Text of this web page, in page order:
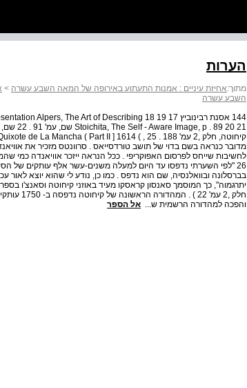
הערות
מתוך:אחיזת עיניים : אמנות התעתוע באירופה של המאה השבע עשרה >
השבע עשרה
מדובר כנראה בשם בדוי של תושב טורדסייאס . סרוונטס מזכיר את
לחשיבות שייחס לפרסום האפוקריפי . ככל הנראה ייזכר אוויאנדה כמי
26 "לפי השערתי נדפסו עד היום למעלה משנים-עשר אלף עותקים של
בברסלונה ובוואלנסיה, שם הוא נדפס . כמו כן, נודע לי שהוא יוצא לאור
יתרגמוה", כך המוסמך סאנסון קראסקו מעיד באוזני קיחוטה וסאנצ'ו
חלק ,2 עמ'
והפכה למהדורה הרשמית ש... אל הספר